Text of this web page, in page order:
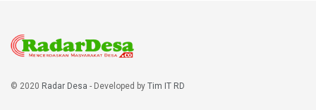
© 2020 Radar Desa - Developed by Tim IT RD